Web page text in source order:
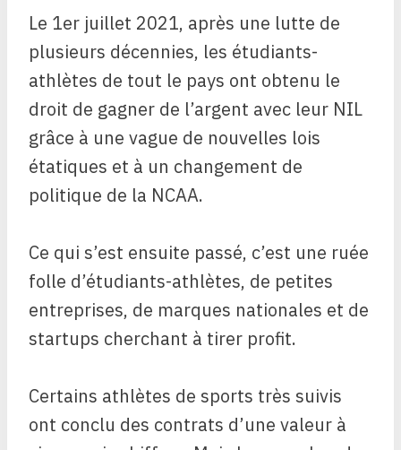
Le 1er juillet 2021, après une lutte de
plusieurs décennies, les étudiants-
athlètes de tout le pays ont obtenu le
droit de gagner de l’argent avec leur NIL
grâce à une vague de nouvelles lois
étatiques et à un changement de
politique de la NCAA.
Ce qui s’est ensuite passé, c’est une ruée
folle d’étudiants-athlètes, de petites
entreprises, de marques nationales et de
startups cherchant à tirer profit.
Certains athlètes de sports très suivis
ont conclu des contrats d’une valeur à